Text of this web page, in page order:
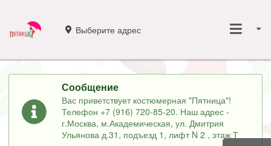
Выберите адрес
Сообщение
Вас приветствует костюмерная "Пятница"!
Телефон +7 (916) 720-85-20. Наш адрес -
г.Москва, м.Академическая, ул. Дмитрия
Ульянова д.31, подъезд 1, лифт N 2 , этаж Т